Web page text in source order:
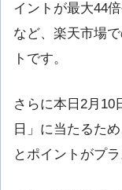
イントが最大44
など、楽天市場
トです。
さらに本日2月10
日」に当たるた
とポイントがプ